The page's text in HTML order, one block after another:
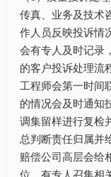
传真、业务及技术
作人员反映投诉情
会有专人及时记录
的客户投诉处理流
工程师会第一时间
的情况会及时通知
调集留样进行复检
总判断责任归属并
赔偿公司高层会给